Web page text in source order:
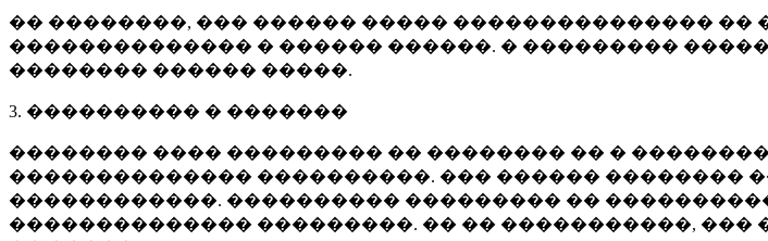
�� ��������, ��� ������ ����� ��������������� ��
�������������� � ������ ������. � ���������
�������� ������ �����.
3. ���������� � �������
�������� ���� ��������� �� �������� �� �
�������������� ����������. ��� ������ ��������
������������. ���������� ��������� ��
�������������� ���������. �� �� �����������,